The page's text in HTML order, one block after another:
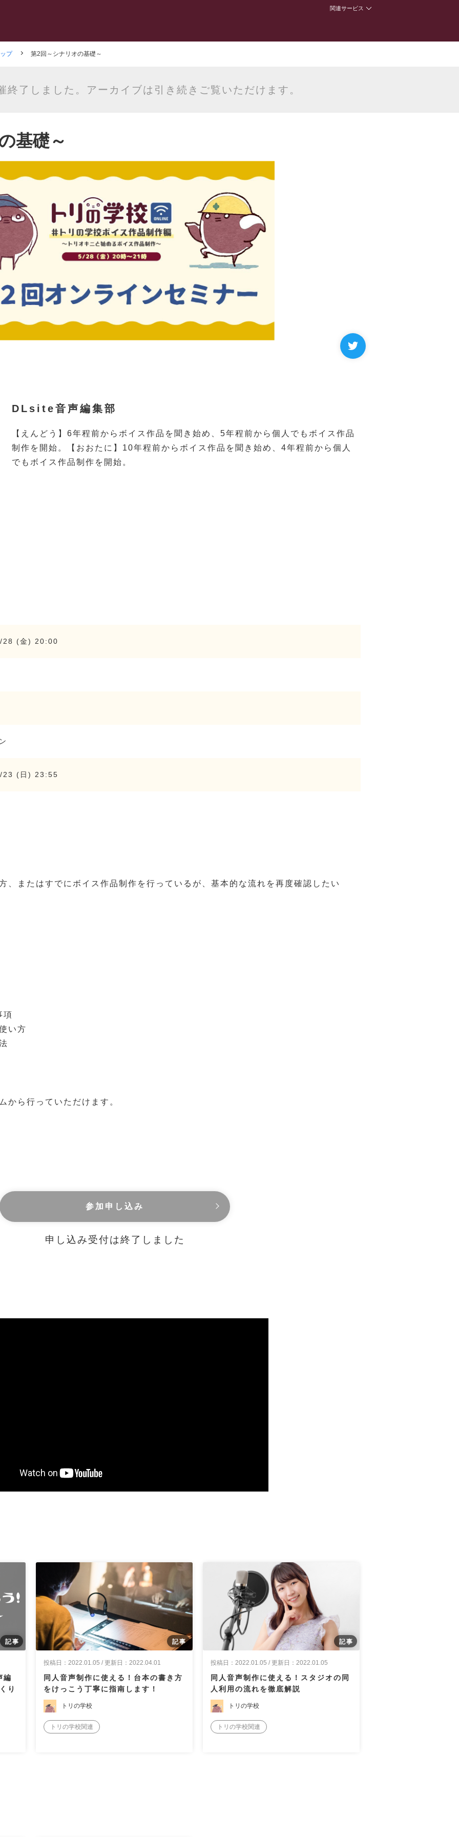
関連サービス
プ 第2回～シナリオの基礎～
終了しました。アーカイブは引き続きご覧いただけます。
基礎～
DLsite音声編集部
【えんどう】6年程前からボイス作品を聞き始め、5年程前から個人でもボイス作品
制作を開始。【おおたに】10年程前からボイス作品を聞き始め、4年程前から個人
でもボイス作品制作を開始。
28 (金) 20:00
23 (日) 23:55
、またはすでにボイス作品制作を行っているが、基本的な流れを再度確認したい
項
い方
から行っていただけます。
参加申し込み
申し込み受付は終了しました
編
り
投稿日：2022.01.05 / 更新日：2022.04.01
同人音声制作に使える！台本の書き方
をけっこう丁寧に指南します！
トリの学校
トリの学校関連
投稿日：2022.01.05 / 更新日：2022.01.05
同人音声制作に使える！スタジオの同
人利用の流れを徹底解説
トリの学校
トリの学校関連